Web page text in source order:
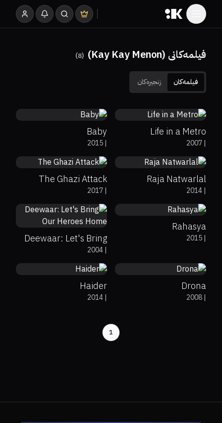
فیلمەکانی (Kay Kay Menon) (
8
)
فیلمەکان زنجیرەکان 7.4
0%
0%
Life in a Metro
|
2007
Baby
|
2015
6.1
Raja Natwarlal
|
2014
7.6
The Ghazi Attack
|
2017
7.6
75%
Rahasya
|
2015
6.1
Deewaar: Let's Bring
Our Heroes Home|
2004
2.1
Drona
|
2008
8.1
86%
0%
Haider
|
2014
1